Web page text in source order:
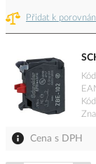
Přidat k
Cena s DPH